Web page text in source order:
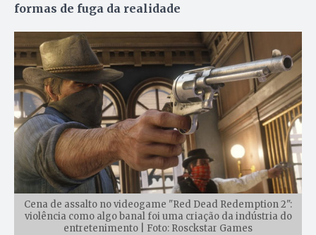
formas de fuga da realidade
Cena de assalto no videogame "Red Dead Redemption 2":
violência como algo banal foi uma criação da indústria do
entretenimento | Foto: Rosckstar Games